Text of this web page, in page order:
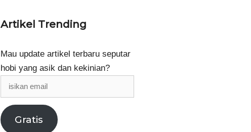
Artikel Trending
Mau update artikel terbaru seputar
hobi yang asik dan kekinian?
isikan
email
Gratis